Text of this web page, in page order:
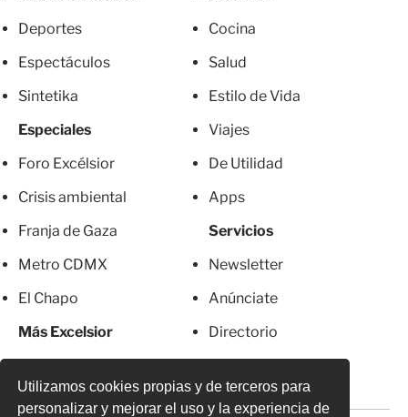
Utilizamos cookies propias y de terceros para
personalizar y mejorar el uso y la experiencia de
Deportes
Espectáculos
Sintetika
Especiales
Foro Excélsior
Crisis ambiental
Franja de Gaza
Metro CDMX
El Chapo
Más Excelsior
Cocina
Salud
Estilo de Vida
Viajes
De Utilidad
Apps
Servicios
Newsletter
Anúnciate
Directorio